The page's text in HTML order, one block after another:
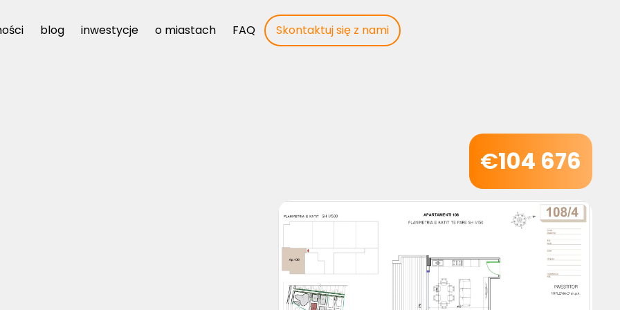
blog inwestycje o miastach FAQ Skontaktuj się z nami
blog inwestycje o miastach FAQ Skontaktuj się z nami
€104 676